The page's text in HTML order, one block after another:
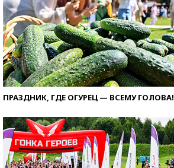
ПРАЗДНИК, ГДЕ ОГУРЕЦ — ВСЕМУ ГОЛОВА!